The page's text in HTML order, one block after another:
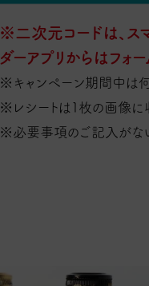
※二次元コードは、ス
ダーアプリからはフォ
※キャンペーン期間中は
※レシートは１枚の画像に
※必要事項のご記入がない